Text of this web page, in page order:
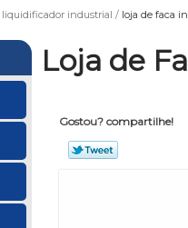
liquidificador industrial loja de faca
Loja de
Gostou? compartilhe!